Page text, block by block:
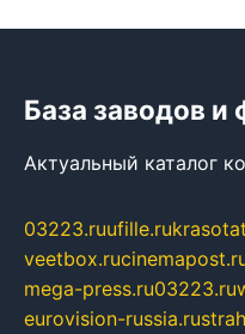
База заводов и
Актуальный каталог
03223.ruufille.ru
veetbox.ru
mega-press.ru03223.ru
eurovision-russia.ru